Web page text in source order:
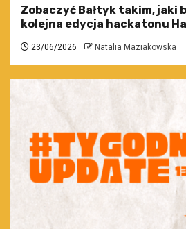
Zobaczyć Bałtyk takim, jaki
kolejna edycja hackatonu
23/06/2026 Natalia Maziakowska